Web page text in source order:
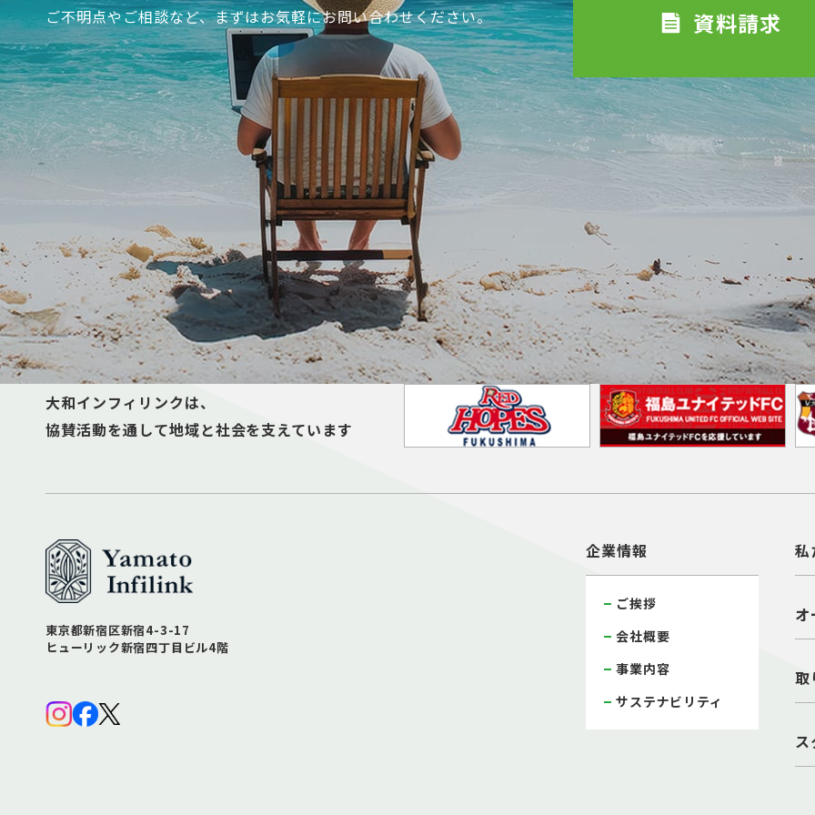
ご不明点やご相談など、まずはお気軽にお問い合わせください。 資料請求
大和インフィリンクは、
協賛活動を通して地域と社会を支えています
東京都新宿区新宿4-3-17
ヒューリック新宿四丁目ビル4階
企業情報
ご挨拶
会社概要
事業内容
サステナビリティ
私
取